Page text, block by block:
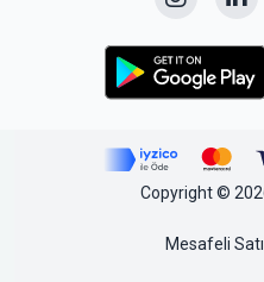
Copyright ©
Mesafeli